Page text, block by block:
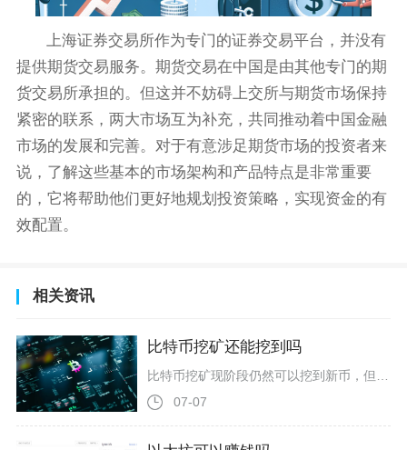
上海证券交易所作为专门的证券交易平台，并没有
提供期货交易服务。期货交易在中国是由其他专门的期
货交易所承担的。但这并不妨碍上交所与期货市场保持
紧密的联系，两大市场互为补充，共同推动着中国金融
市场的发展和完善。对于有意涉足期货市场的投资者来
说，了解这些基本的市场架构和产品特点是非常重要
的，它将帮助他们更好地规划投资策略，实现资金的有
效配置。
相关资讯
比特币挖矿还能挖到吗
07-07